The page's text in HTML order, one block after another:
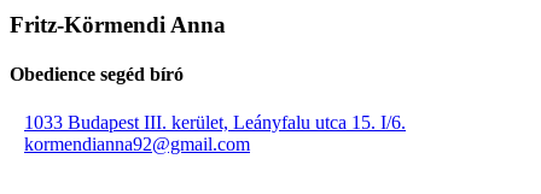
Fritz-Körmendi Anna
Obedience segéd bíró
1033 Budapest III. kerület, Leányfalu utca 15. I/6.
kormendianna92@gmail.com